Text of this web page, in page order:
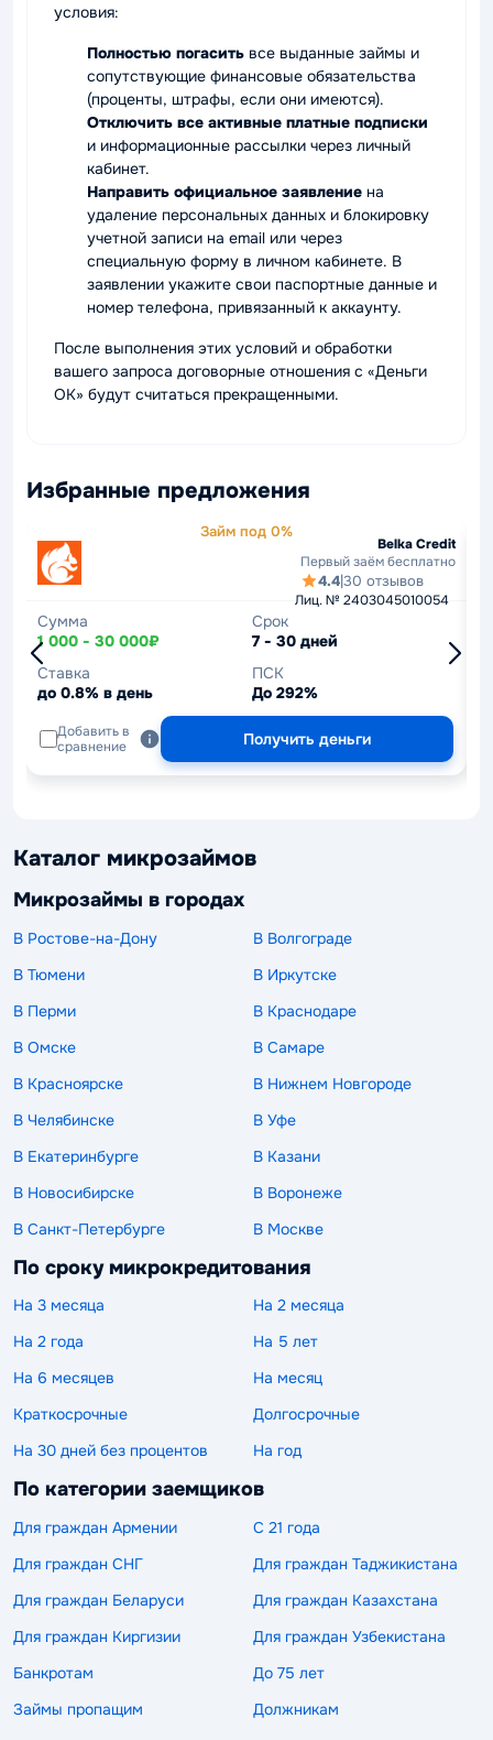
условия:
Полностью погасить все выданные займы и
сопутствующие финансовые обязательства
(проценты, штрафы, если они имеются).
Отключить все активные платные подписки
и информационные рассылки через личный
кабинет.
Направить официальное заявление на
удаление персональных данных и блокировку
учетной записи на email или через
специальную форму в личном кабинете. В
заявлении укажите свои паспортные данные и
номер телефона, привязанный к аккаунту.
После выполнения этих условий и обработки
вашего запроса договорные отношения с «Деньги
ОК» будут считаться прекращенными.
Избранные предложения
Займ под 0%
Belka Credit
Первый заём бесплатно
Лиц. № 2403045010054
4.4|30 отзывов
Сумма
1 000 - 30 000₽
Срок
7 - 30 дней
Ставка
до 0.8% в день
ПСК
До 292%
Добавить в
сравнение
Получить деньги
Каталог микрозаймов
Микрозаймы в городах
В Ростове-на-Дону
В Волгограде
В Тюмени
В Иркутске
В Перми
В Краснодаре
В Омске
В Самаре
В Красноярске
В Нижнем Новгороде
В Челябинске
В Уфе
В Екатеринбурге
В Казани
В Новосибирске
В Воронеже
В Санкт-Петербурге
В Москве
По сроку микрокредитования
На 3 месяца
На 2 месяца
На 2 года
На 5 лет
На 6 месяцев
На месяц
Краткосрочные
Долгосрочные
На 30 дней без процентов
На год
По категории заемщиков
Для граждан Армении
С 21 года
Для граждан СНГ
Для граждан Таджикистана
Для граждан Беларуси
Для граждан Казахстана
Для граждан Киргизии
Для граждан Узбекистана
Банкротам
До 75 лет
Займы пропащим
Должникам